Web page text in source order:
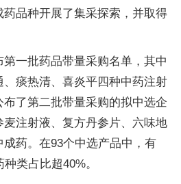
品种开展了集采探索，并取得
一批药品带量采购名单，其中
痰热清、喜炎平四种中药注射
了第二批带量采购的拟中选企
注射液、复方丹参片、六味地
药。在93个中选产品中，有
类占比超40%。